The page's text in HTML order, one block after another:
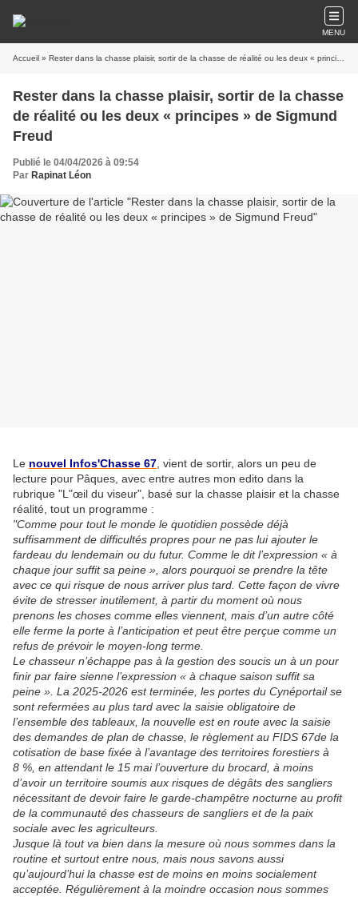
MENU
Accueil » Rester dans la chasse plaisir, sortir de la chasse de réalité ou les deux « principes » de Sigmund Freud
Rester dans la chasse plaisir, sortir de la chasse
de réalité ou les deux « principes » de Sigmund
Freud
Publié le 04/04/2026 à 09:54
Par Rapinat Léon
Le nouvel Infos'Chasse 67 , vient de sortir, alors un peu de
lecture pour Pâques, avec entre autres mon edito dans la
rubrique "L"œil du viseur", basé sur la chasse plaisir et la chasse
réalité, tout un programme :
"Comme pour tout le monde le quotidien possède déjà
suffisamment de difficultés propres pour ne pas lui ajouter le
fardeau du lendemain ou du futur. Comme le dit l’expression « à
chaque jour suffit sa peine », alors pourquoi se prendre la tête
avec ce qui risque de nous arriver plus tard. Cette façon de vivre
évite de stresser inutilement, à partir du moment où nous
prenons les choses comme elles viennent, mais d’un autre côté
elle ferme la porte à l’anticipation et peut être perçue comme un
refus de prévoir le moyen-long terme.
Le chasseur n’échappe pas à la gestion des soucis un à un pour
finir par faire sienne l’expression « à chaque saison suffit sa
peine ». La 2025-2026 est terminée, les portes du Cynéportail se
sont refermées au plus tard avec la saisie obligatoire de
l’ensemble des tableaux, la nouvelle est en route avec la saisie
des demandes de plan de chasse, le règlement au FIDS 67de la
cotisation de base fixée à l’avantage des territoires forestiers à
8 %, en attendant le 15 mai l’ouverture du brocard, à moins
d’avoir un territoire soumis aux risques de dégâts des sangliers
nécessitant de devoir faire le garde-champêtre nocturne au profit
de la communauté des chasseurs de sangliers et de la paix
sociale avec les agriculteurs.
Jusque là tout va bien dans la mesure où nous sommes dans la
routine et surtout entre nous, mais nous savons aussi
qu’aujourd’hui la chasse est de moins en moins socialement
acceptée. Régulièrement à la moindre occasion nous sommes